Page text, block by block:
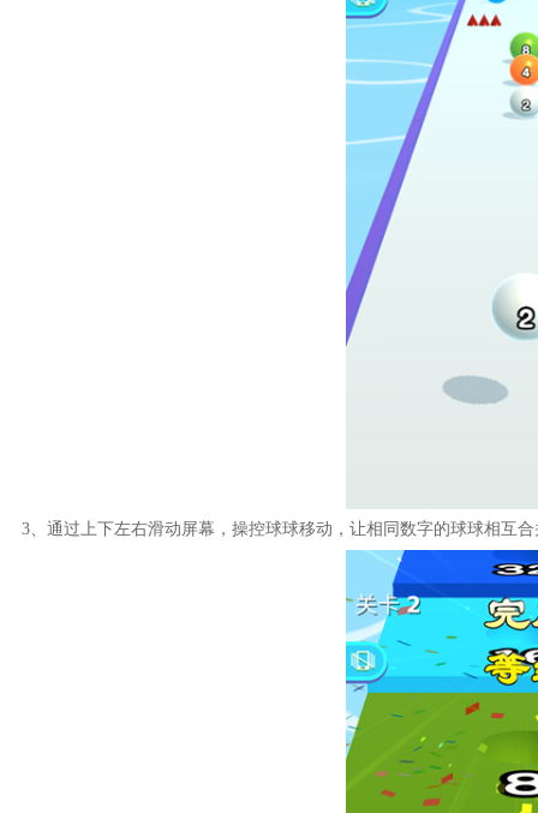
3、通过上下左右滑动屏幕，操控球球移动，让相同数字的球球相互合